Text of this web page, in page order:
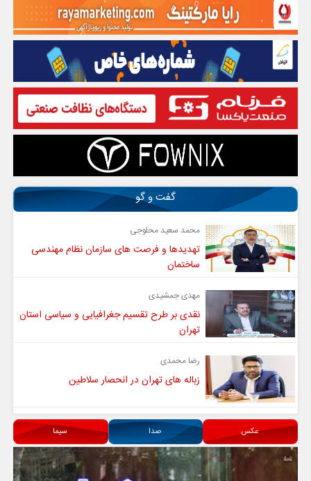
گفت و گو
محمد سعید محلوجی
تهدیدها و فرصت های سازمان نظام مهندسی
ساختمان
مهدی جمشیدی
نقدی بر طرح تقسیم جغرافیایی و سیاسی استان
تهران
رضا محمدی
زباله های تهران در انحصار سلاطین
عکس صدا سیما